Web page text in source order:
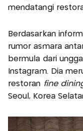
mendatangi
Berdasarkan
rumor asmara
bermula dari
Instagram. Dia
restoran fine
Seoul, Korea